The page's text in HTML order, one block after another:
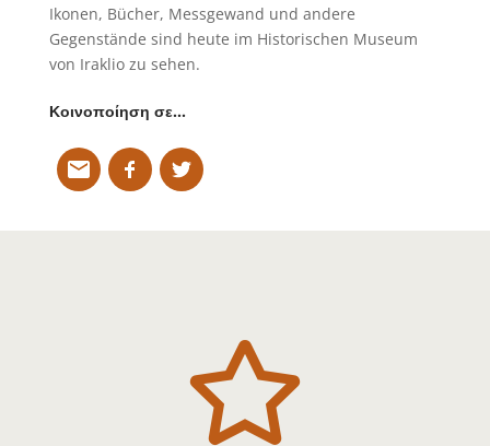
Ikonen, Bücher, Messgewand und andere
Gegenstände sind heute im Historischen Museum
von Iraklio zu sehen.
Κοινοποίηση σε…
